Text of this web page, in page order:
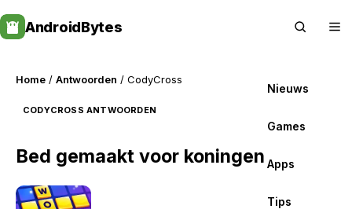
to
content
AndroidBytes
Nieuws
Games
Apps
Tips
Home / Antwoorden / CodyCross
CODYCROSS ANTWOORDEN
Bed gemaakt voor koningen